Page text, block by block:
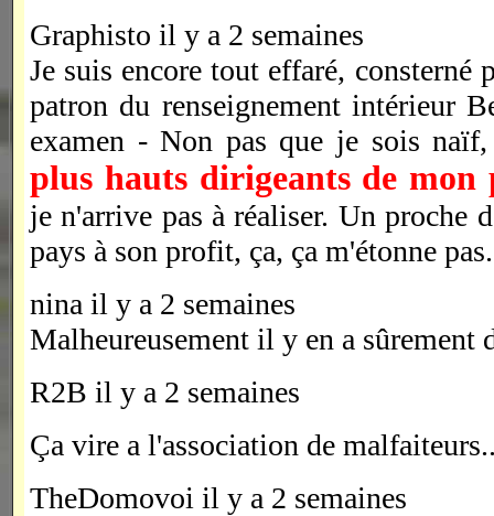
Graphisto il y a 2 semaines
Je suis encore tout effaré, consterné
patron du renseignement intérieur
examen - Non pas que je sois
plus hauts dirigeants de
je n'arrive pas à réaliser. Un proche
pays à son profit, ça, ça m'étonne pas.
nina il y a 2 semaines
Malheureusement il y en a sûrement
R2B il y a 2 semaines
Ça vire a l'association de
TheDomovoi il y a 2 semaines